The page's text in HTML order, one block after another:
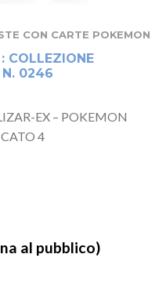
CON CARTE POKEMON
COLLEZIONE
N. 0246
EX – POKEMON
4
al pubblico)